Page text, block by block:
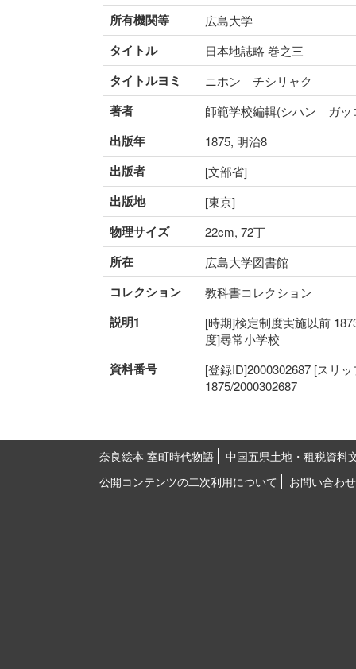
所有機関等 広島大学
タイトル 日本地誌略 巻之三
タイトルヨミ ニホン チシリャク
著者 師範学校編輯(シハン ガッ
出版年 1875, 明治8
出版者 [文部省]
出版地 [東京]
物理サイズ 22cm, 72丁
所在 広島大学図書館
コレクション 教科書コレクション
説明1
[時期]検定制度実施以前
度]尋常小学校
資料番号
[登録ID]2000302687 [スリ
1875/2000302687
奈良絵本 室町時代物語
中国五県土地・租税資料
公開コンテンツの二次利用について
お問い合わせ